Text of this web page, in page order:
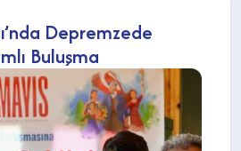
Depremzede
Buluşma